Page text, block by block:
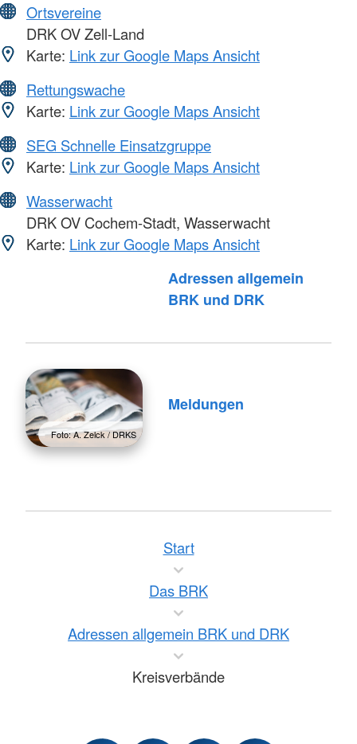
Ortsvereine
DRK OV Zell-Land
Karte: Link zur Google Maps Ansicht
Rettungswache
Karte: Link zur Google Maps Ansicht
SEG Schnelle Einsatzgruppe
Karte: Link zur Google Maps Ansicht
Wasserwacht
DRK OV Cochem-Stadt, Wasserwacht
Karte: Link zur Google Maps Ansicht
Adressen allgemein
BRK und DRK
Foto: A. Zelck / DRKS
Meldungen
Start
Das BRK
Adressen allgemein BRK und DRK
Kreisverbände